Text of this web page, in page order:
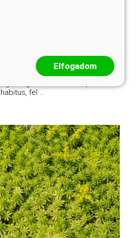
fejlődő, keskeny oszlopos
is figyelemre méltó.
telepíthető belőle! Külső
habitus, fel ...
Elfogadom